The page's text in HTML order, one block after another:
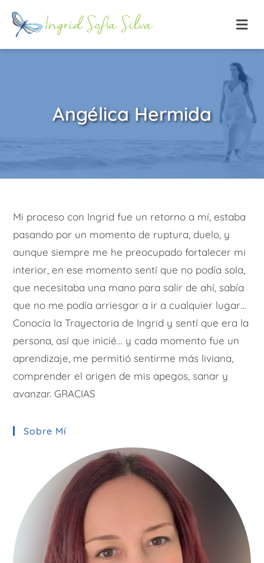
Angélica Hermida
Mi proceso con Ingrid fue un retorno a mí, estaba
pasando por un momento de ruptura, duelo, y
aunque siempre me he preocupado fortalecer mi
interior, en ese momento sentí que no podía sola,
que necesitaba una mano para salir de ahí, sabía
que no me podía arriesgar a ir a cualquier lugar…
Conocía la Trayectoria de Ingrid y sentí que era la
persona, así que inicié… y cada momento fue un
aprendizaje, me permitió sentirme más liviana,
comprender el origen de mis apegos, sanar y
avanzar. GRACIAS
Sobre Mí